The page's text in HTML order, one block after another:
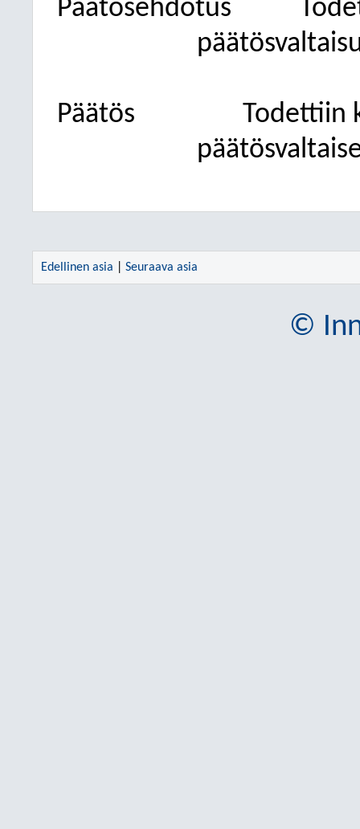
Päätösehdotus
Päätös
Todettiin
Edellinen asia Seuraava asia
©